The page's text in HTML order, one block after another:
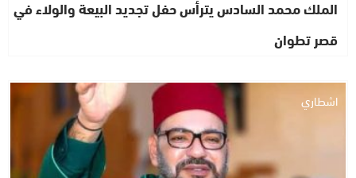
الملك محمد السادس يترأس حفل تجديد البيعة والولاء في
قصر تطوان
اشطاري